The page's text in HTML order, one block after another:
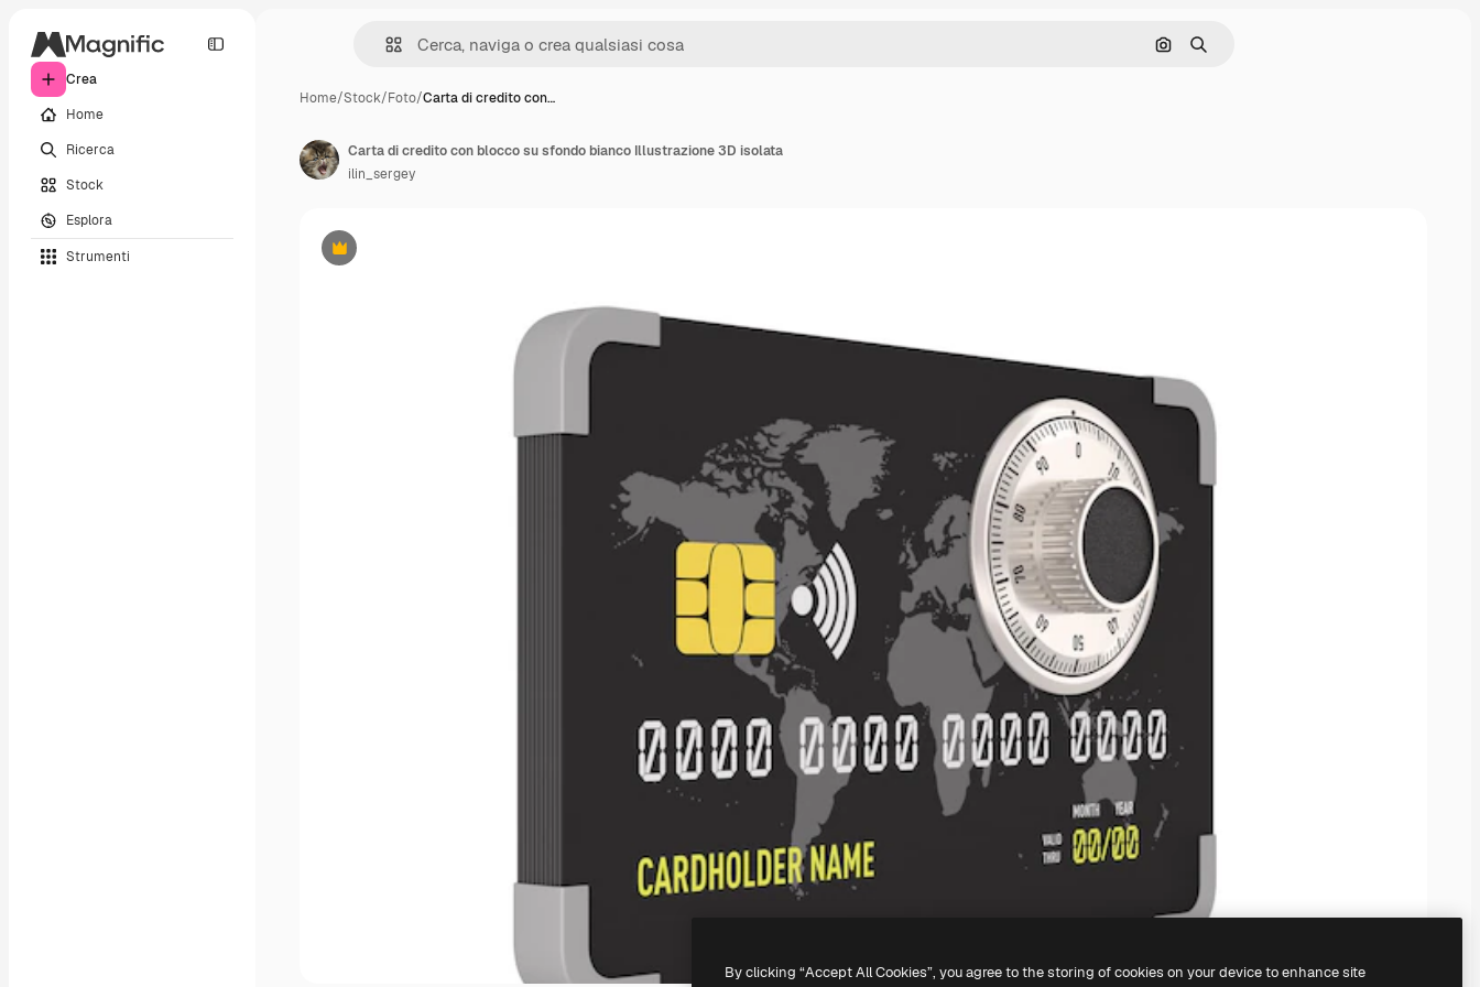
Crea
Home
Ricerca
Stock
Esplora
Strumenti
Cerca per immagine
Ricerca
Home/Stock/Foto/Carta di credito con…
Premium
Carta di credito con blocco su sfondo bianco Illustrazione 3D isolata
ilin_sergey
By clicking “Accept All Cookies”, you agree to the storing of cookies on your device to enhance site